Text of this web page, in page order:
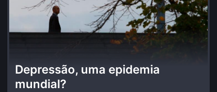
Depressão, uma epidemia
mundial?